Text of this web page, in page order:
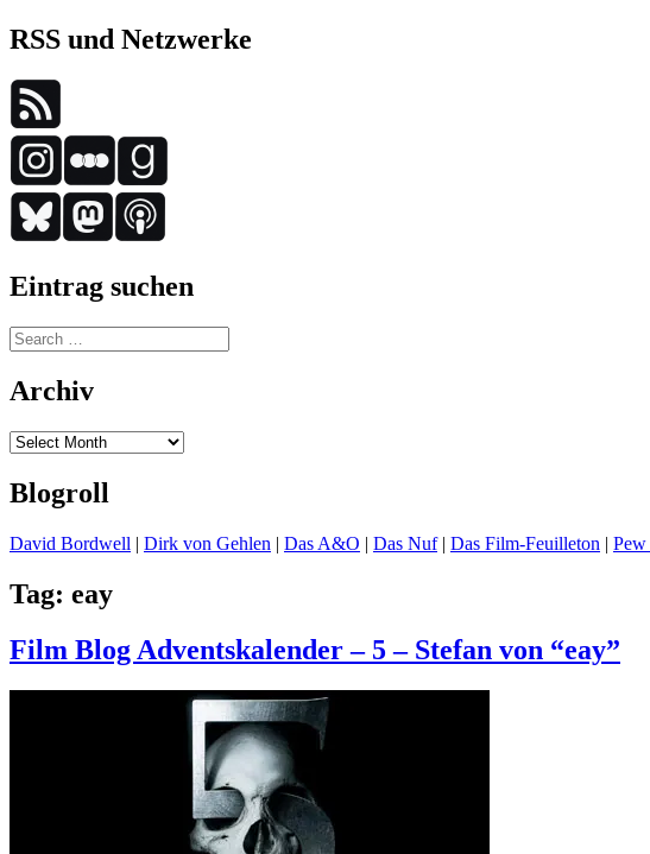
RSS und Netzwerke
Eintrag suchen
Search
for:
Archiv
Archiv
Blogroll
David Bordwell | Dirk von Gehlen | Das A&O | Das Nuf| Das Film-Feuilleton |
Tag: eay
Film Blog Adventskalender – 5 – Stefan von “eay”